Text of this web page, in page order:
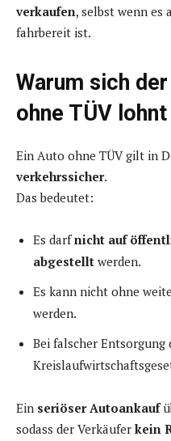
verkaufen, selbst wenn es
fahrbereit ist.
Warum sich
ohne TÜV lohnt
Ein Auto ohne TÜV gilt in
verkehrssicher.
Das bedeutet:
Es darfnicht auf
abgestellt werden.
Es kann nicht ohne
werden.
Bei falscher Entsorgung
Ein seriöser Autoankauf
sodass der Verkäufer kein